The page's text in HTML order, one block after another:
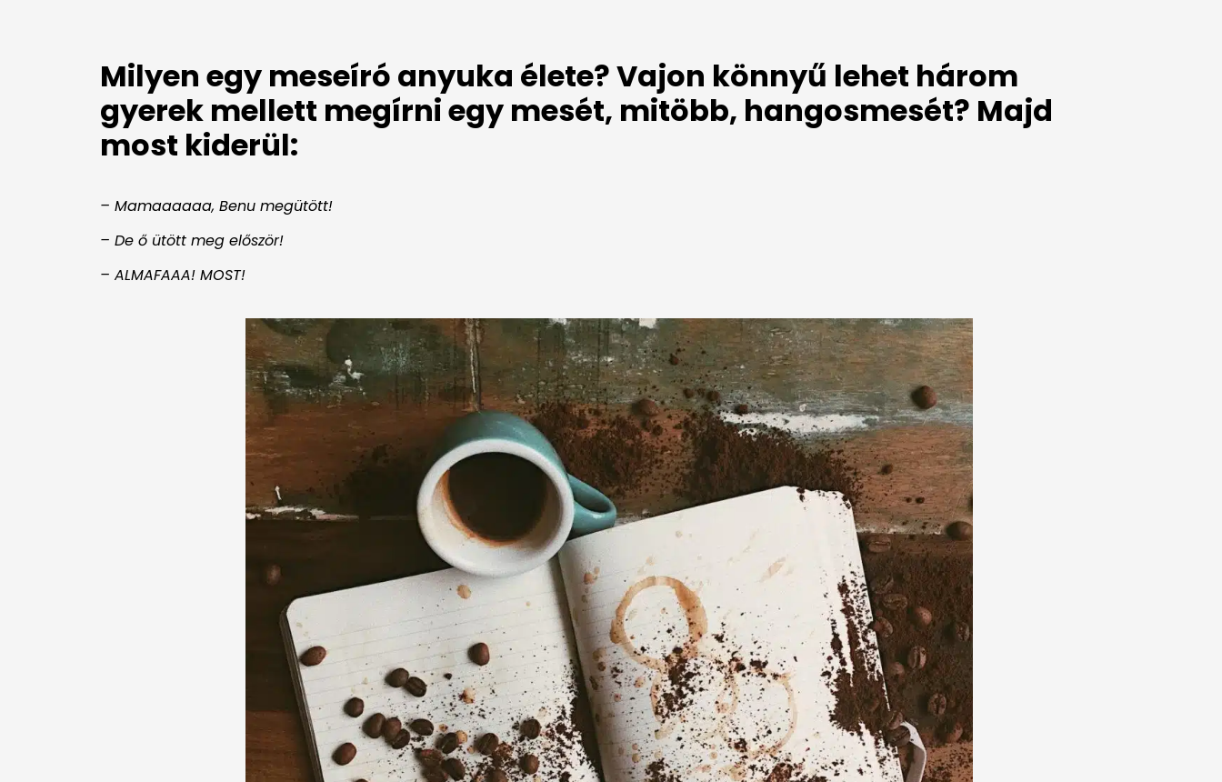
Milyen egy meseíró anyuka élete? Vajon könnyű lehet három
gyerek mellett megírni egy mesét, mitöbb, hangosmesét? Majd
most kiderül:
– Mamaaaaaa, Benu megütött!
– De ő ütött meg először!
– ALMAFAAA! MOST!